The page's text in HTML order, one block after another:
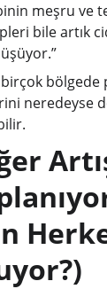
meşru ve
bile artık
bölgede
neredeyse